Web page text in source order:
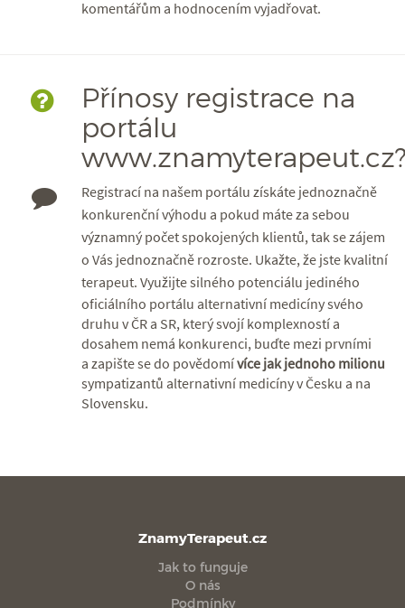
komentářům a hodnocením vyjadřovat.
Přínosy registrace na
portálu
Registrací na našem portálu získáte jednoznačně
konkurenční výhodu a pokud máte za sebou
významný počet spokojených klientů, tak se zájem
o Vás jednoznačně rozroste. Ukažte, že jste kvalitní
terapeut. Využijte silného potenciálu jediného
oficiálního portálu alternativní medicíny svého
druhu v ČR a SR, který svojí komplexností a
dosahem nemá konkurenci, buďte mezi prvními
a zapište se do povědomívíce jak jednoho milionu
sympatizantů alternativní medicíny v Česku a na
Slovensku.
ZnamyTerapeut.cz
Jak to funguje
O nás
Podmínky